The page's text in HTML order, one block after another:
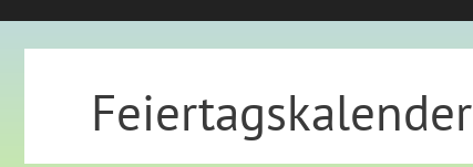
Feiertagskalender